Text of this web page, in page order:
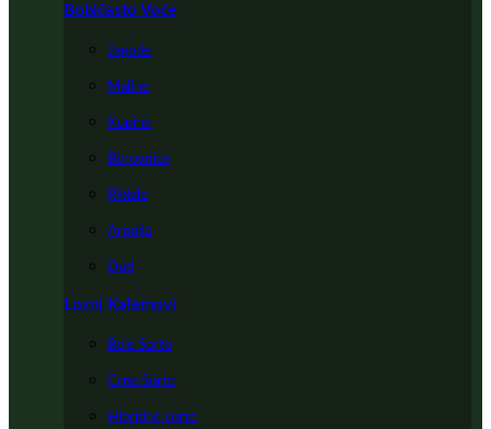
Bobičasto Voće
Jagode
Maline
Kupine
Borovnice
Ribizle
Aronija
Dud
Lozni Kalemovi
Bele Sorte
Crne Sorte
Hibridne sorte